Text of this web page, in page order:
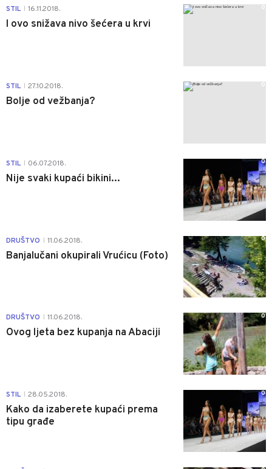
STIL 16.11.2018.
I ovo snižava nivo šećera u krvi
0
STIL 27.10.2018.
Bolje od vežbanja?
0
STIL 06.07.2018.
Nije svaki kupaći bikini...
0
DRUŠTVO 11.06.2018.
Banjalučani okupirali Vrućicu (Foto)
0
DRUŠTVO 11.06.2018.
Ovog ljeta bez kupanja na Abaciji
0
STIL 28.05.2018.
Kako da izaberete kupaći prema
tipu građe
0